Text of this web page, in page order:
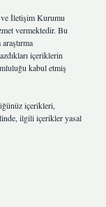
İletişim Kurumu
vermektedir. Bu
içeriklerin
kabul etmiş
içerikleri,
ilgili içerikler yasal